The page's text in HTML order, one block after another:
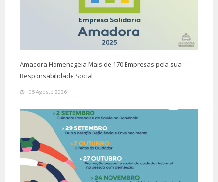
Amadora Homenageia Mais de 170 Empresas pela sua
Responsabilidade Social
05 Agosto 2026